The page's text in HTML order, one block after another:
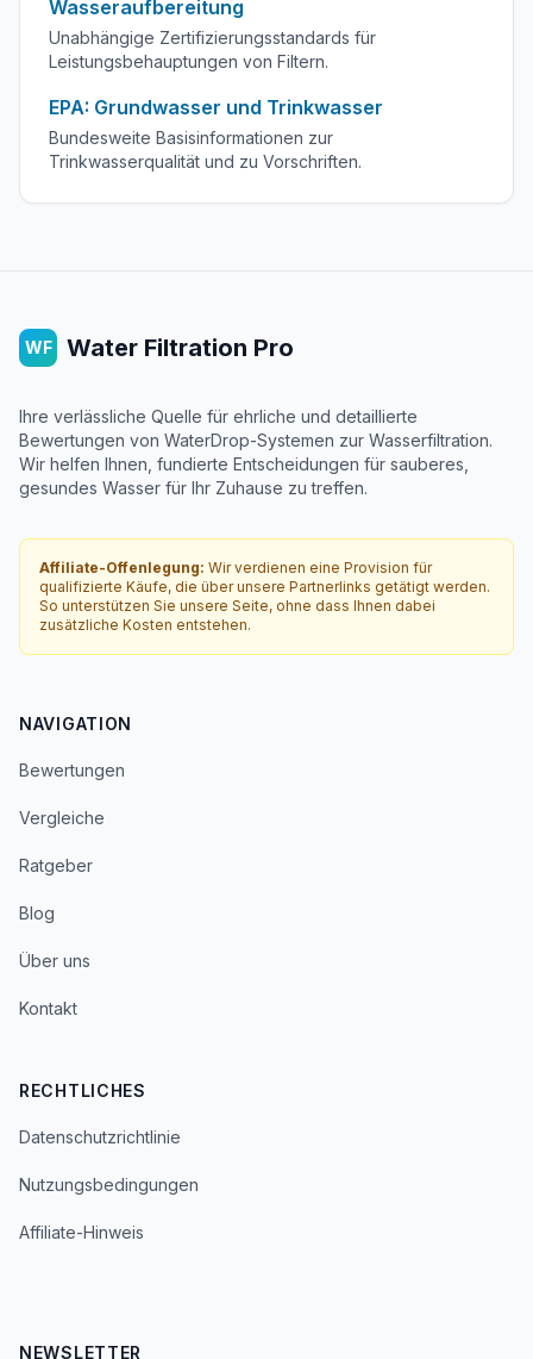
Wasseraufbereitung
Unabhängige Zertifizierungsstandards für
Leistungsbehauptungen von Filtern.
EPA: Grundwasser und Trinkwasser
Bundesweite Basisinformationen zur
Trinkwasserqualität und zu Vorschriften.
WF Water Filtration Pro
Ihre verlässliche Quelle für ehrliche und detaillierte
Bewertungen von WaterDrop-Systemen zur Wasserfiltration.
Wir helfen Ihnen, fundierte Entscheidungen für sauberes,
gesundes Wasser für Ihr Zuhause zu treffen.
Affiliate-Offenlegung: Wir verdienen eine Provision für
qualifizierte Käufe, die über unsere Partnerlinks getätigt werden.
So unterstützen Sie unsere Seite, ohne dass Ihnen dabei
zusätzliche Kosten entstehen.
NAVIGATION
Bewertungen
Vergleiche
Ratgeber
Blog
Über uns
Kontakt
RECHTLICHES
Datenschutzrichtlinie
Nutzungsbedingungen
Affiliate-Hinweis
NEWSLETTER